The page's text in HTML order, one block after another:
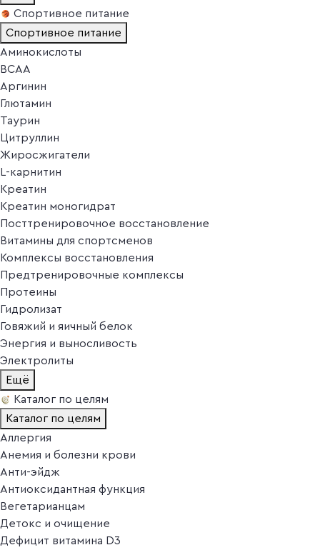
Спортивное питание
Спортивное питание
Аминокислоты
BCAA
Аргинин
Глютамин
Таурин
Цитруллин
Жиросжигатели
L-карнитин
Креатин
Креатин моногидрат
Посттренировочное восстановление
Витамины для спортсменов
Комплексы восстановления
Предтренировочные комплексы
Протеины
Гидролизат
Говяжий и яичный белок
Энергия и выносливость
Электролиты
Ещё
Каталог по целям
Каталог по целям
Аллергия
Анемия и болезни крови
Анти-эйдж
Антиоксидантная функция
Вегетарианцам
Детокс и очищение
Дефицит витамина D3